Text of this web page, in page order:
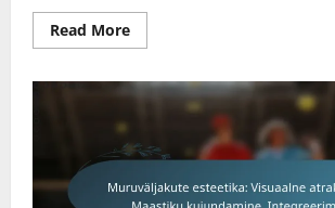
Read MoreRead
more
kõvad
väljakud:
värvi
säilitamine,
jõudlus